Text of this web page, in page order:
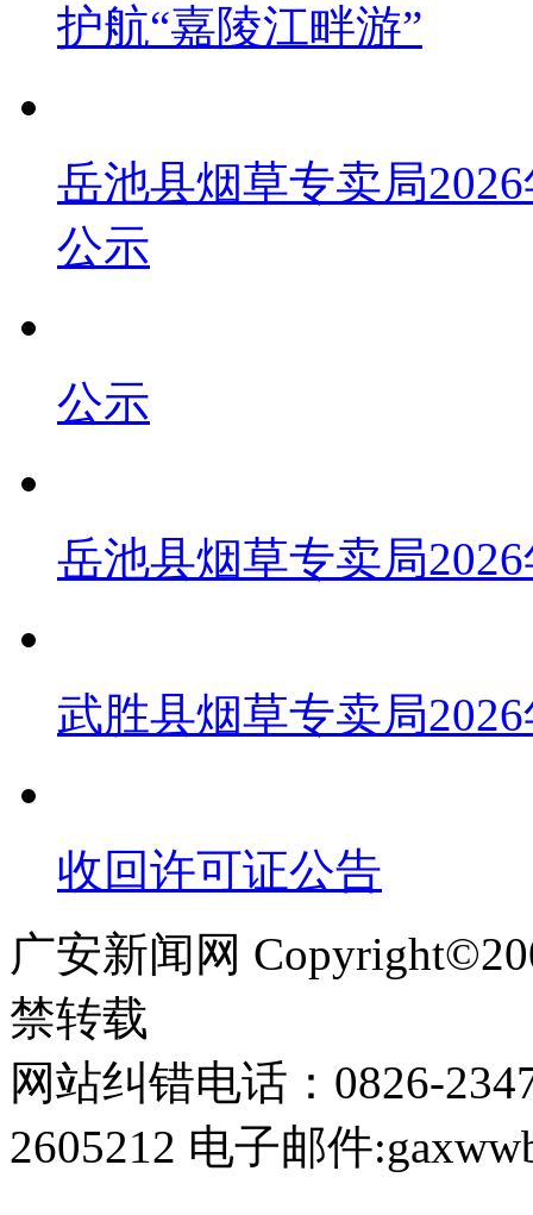
护航“嘉陵江畔游”
岳池县烟草专卖局
公示
公示
岳池县烟草专卖局
武胜县烟草专卖局
收回许可证公告
广安新闻网
禁转载
网站纠错电话：0826-
2605212 电子邮件